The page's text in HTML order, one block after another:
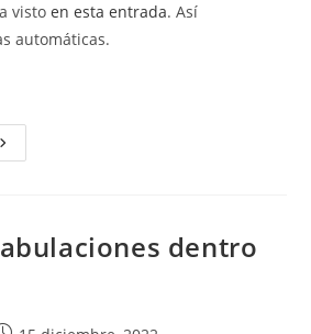
vistoen esta entrada. Así
automáticas.
Controlar
dentro